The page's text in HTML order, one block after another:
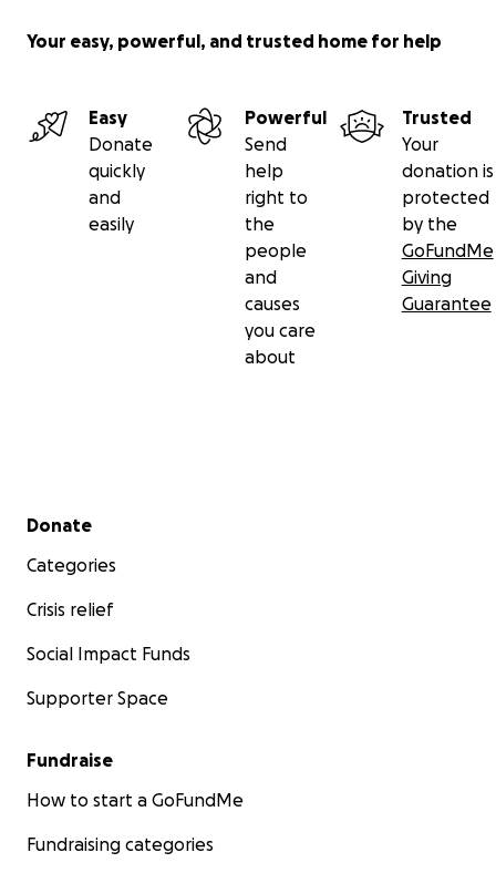
Your easy, powerful, and trusted home for help
Easy
Donate
quickly
and
easily
Powerful
Send
help
right to
the
people
and
causes
you care
about
Trusted
Your
donation is
protected
by the
GoFundMe
Giving
Guarantee
Secondary menu
Donate
Categories
Crisis relief
Social Impact Funds
Supporter Space
Fundraise
How to start a GoFundMe
Fundraising categories